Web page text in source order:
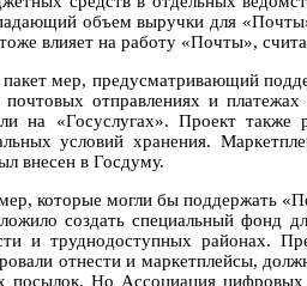
объем выручки для
влияет на работу «Почты»,
пакет мер, предусматривающий
отправлениях и
«Госуслугах». Проект также
условий хранения.
внесен в Госдуму.
которые могли бы поддержать
создать специальный фонд
и труднодоступных районах.
отнести и маркетплейсы,
посылок. Но Ассоциация